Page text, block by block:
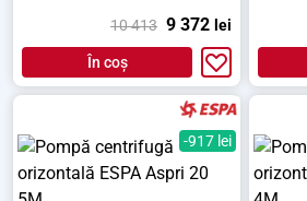
10 413 9 372 lei
În coș
-917 lei